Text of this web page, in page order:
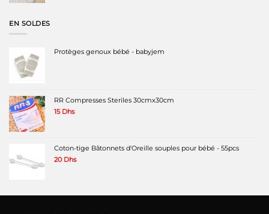
EN SOLDES
Protèges genoux bébé - babyjem
RR Compresses Steriles 30cmx30cm
15 Dhs
Coton-tige Bâtonnets d'Oreille souples pour bébé - 55pcs
20 Dhs